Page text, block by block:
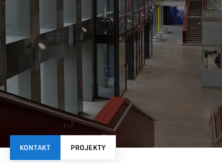
KONTAKT PROJEKTY